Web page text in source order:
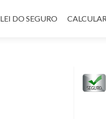
LEI DO SEGURO